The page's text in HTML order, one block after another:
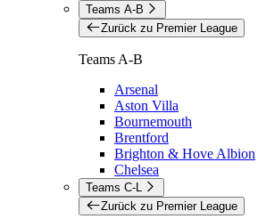
Teams A-B
Zurück zu Premier League
Teams A-B
Arsenal
Aston Villa
Bournemouth
Brentford
Brighton & Hove Albion
Chelsea
Teams C-L
Zurück zu Premier League